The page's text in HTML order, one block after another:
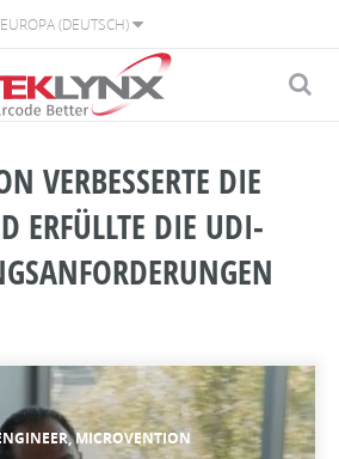
EUROPA (DEUTSCH)
VERBESSERTE DIE
ERFÜLLTE DIE UDI-
MICROVENTION